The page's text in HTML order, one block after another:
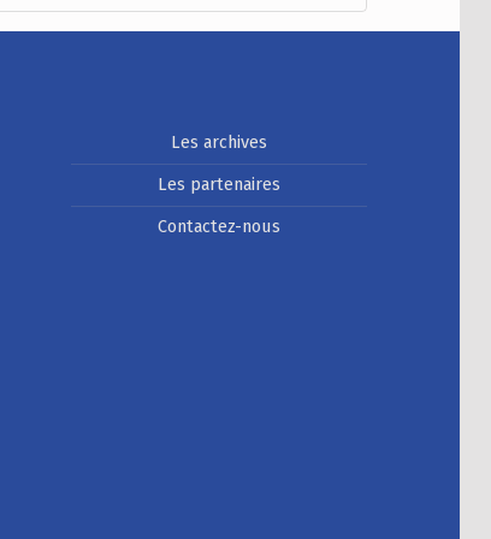
Les archives
Les partenaires
Contactez-nous